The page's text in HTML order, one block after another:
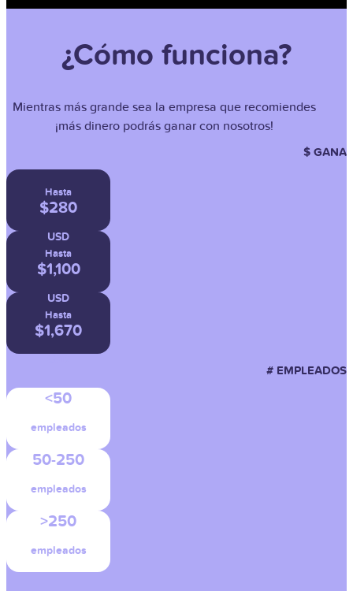
¿Cómo funciona?
Mientras más grande sea la empresa que recomiendes
¡más dinero podrás ganar con nosotros!
$ GANA
Hasta
$280
USD
Hasta
$1,100
USD
Hasta
$1,670
# EMPLEADOS
<50
empleados
50-250
empleados
>250
empleados